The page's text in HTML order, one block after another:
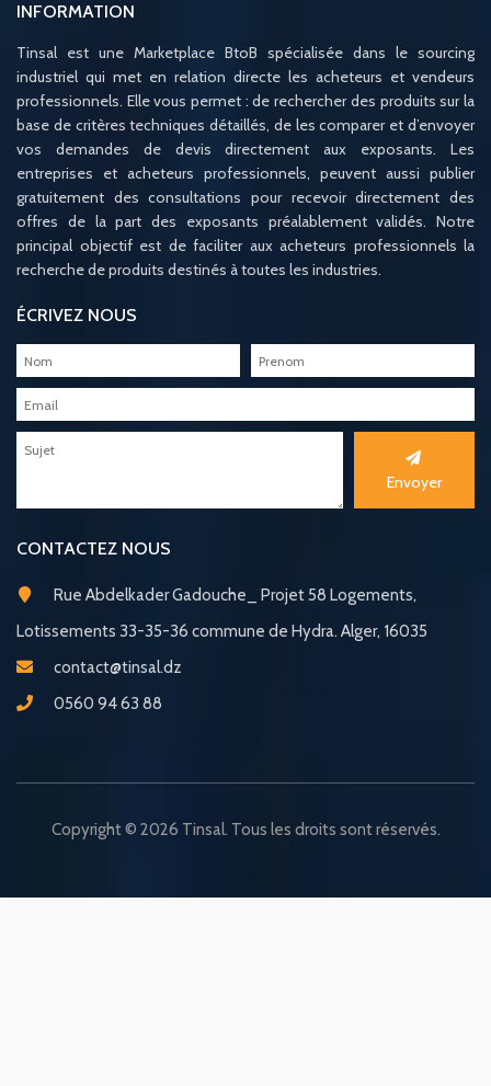
INFORMATION
Tinsal est une Marketplace BtoB spécialisée dans le sourcing
industriel qui met en relation directe les acheteurs et vendeurs
professionnels. Elle vous permet : de rechercher des produits sur la
base de critères techniques détaillés, de les comparer et d’envoyer
vos demandes de devis directement aux exposants. Les
entreprises et acheteurs professionnels, peuvent aussi publier
gratuitement des consultations pour recevoir directement des
offres de la part des exposants préalablement validés. Notre
principal objectif est de faciliter aux acheteurs professionnels la
recherche de produits destinés à toutes les industries.
ÉCRIVEZ NOUS
Envoyer
CONTACTEZ NOUS
Rue Abdelkader Gadouche_ Projet 58 Logements,
Lotissements 33-35-36 commune de Hydra. Alger, 16035
contact@tinsal.dz
0560 94 63 88
Copyright © 2026 Tinsal. Tous les droits sont réservés.